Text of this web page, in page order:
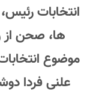
انتخابات
ها، صحن
موضوع
علنی فردا